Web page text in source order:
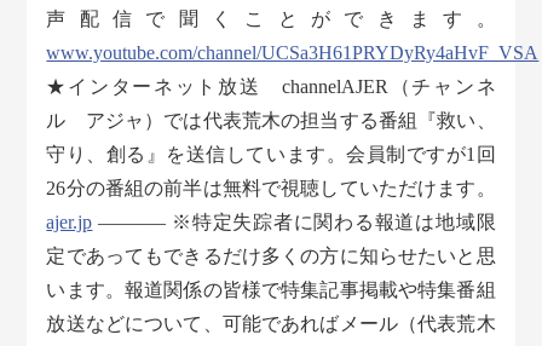
声配信で聞くことができます。
www.youtube.com/channel/UCSa3H61PRYDyRy4aHvF_VSA
★インターネット放送 channelAJER（チャンネ
ル アジャ）では代表荒木の担当する番組『救い、
守り、創る』を送信しています。会員制ですが1回
26分の番組の前半は無料で視聴していただけます。
ajer.jp ———– ※特定失踪者に関わる報道は地域限
定であってもできるだけ多くの方に知らせたいと思
います。報道関係の皆様で特集記事掲載や特集番組
放送などについて、可能であればメール（代表荒木